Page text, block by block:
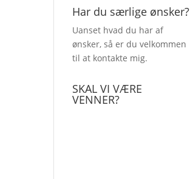
Har du særlige ønsker?
Uanset hvad du har af
ønsker, så er du velkommen
til at kontakte mig.
SKAL VI VÆRE
VENNER?